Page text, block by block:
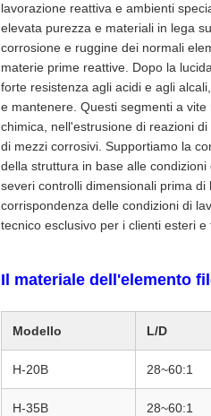
lavorazione reattiva e ambienti
elevata purezza e materiali in lega
corrosione e ruggine dei normali
materie prime reattive. Dopo la
forte resistenza agli acidi e agli
e mantenere. Questi segmenti a
chimica, nell'estrusione di reazioni
di mezzi corrosivi. Supportiamo la
della struttura in base alle
severi controlli dimensionali prima
corrispondenza delle condizioni di
tecnico esclusivo per i clienti esteri
Il materiale dell'elemento
Modello L/D
H-20B 28~60:1
H-35B 28~60:1